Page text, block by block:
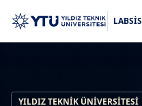
LABSİS
YILDIZ TEKNIK ÜNIVERSITESI